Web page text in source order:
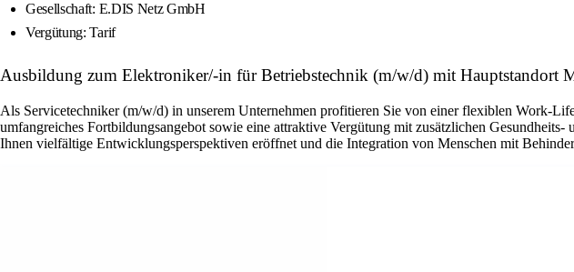
Gesellschaft: E.DIS Netz GmbH
Vergütung: Tarif
Ausbildung zum Elektroniker/-in für Betriebstechnik (m/w/d) mit Hauptstandort
Als Servicetechniker (m/w/d) in unserem Unternehmen profitieren Sie von einer flexiblen Work-
umfangreiches Fortbildungsangebot sowie eine attraktive Vergütung mit zusätzlichen
Ihnen vielfältige Entwicklungsperspektiven eröffnet und die Integration von Menschen mit